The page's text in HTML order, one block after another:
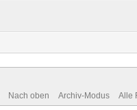
Nach oben Archiv-Modus Alle